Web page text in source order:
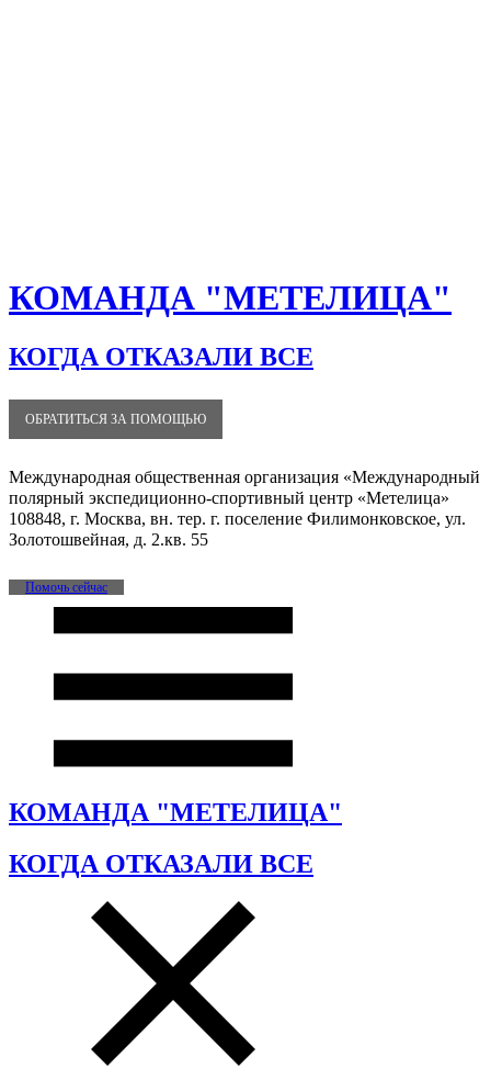
КОМАНДА "МЕТЕЛИЦА"
КОГДА ОТКАЗАЛИ ВСЕ
ОБРАТИТЬСЯ ЗА ПОМОЩЬЮ
Международная общественная организация «Международный
полярный экспедиционно-спортивный центр «Метелица»
108848, г. Москва, вн. тер. г. поселение Филимонковское, ул.
Золотошвейная, д. 2.кв. 55
Помочь сейчас
КОМАНДА "МЕТЕЛИЦА"
КОГДА ОТКАЗАЛИ ВСЕ